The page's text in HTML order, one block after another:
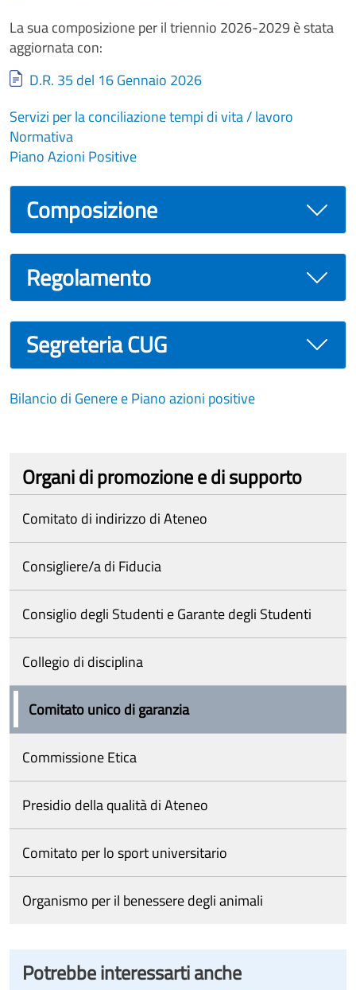
La sua composizione per il triennio 2026-2029 è stata
aggiornata con:
Document
D.R. 35 del 16 Gennaio 2026
Servizi per la conciliazione tempi di vita / lavoro
Normativa
Piano Azioni Positive
Composizione
Regolamento
Segreteria CUG
Bilancio di Genere e Piano azioni positive
Organi di promozione e di supporto
Comitato di indirizzo di Ateneo
Consigliere/a di Fiducia
Consiglio degli Studenti e Garante degli Studenti
Collegio di disciplina
Comitato unico di garanzia
Commissione Etica
Presidio della qualità di Ateneo
Comitato per lo sport universitario
Organismo per il benessere degli animali
Potrebbe interessarti anche